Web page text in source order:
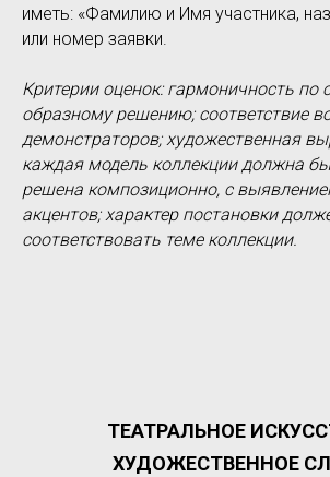
иметь: «Фамилию и Имя участника,
или номер заявки.
Критерии оценок: гармоничность по
образному решению; соответствие
демонстраторов; художественная
каждая модель коллекции должна
решена композиционно, с
акцентов; характер постановки
соответствовать теме коллекции.
ТЕАТРАЛЬНОЕ
ХУДОЖЕСТВЕННОЕ